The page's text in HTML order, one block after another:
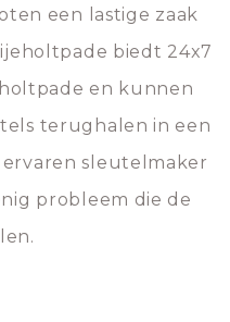
een lastige zaak
biedt 24x7
en kunnen
terughalen in een
sleutelmaker
probleem die de